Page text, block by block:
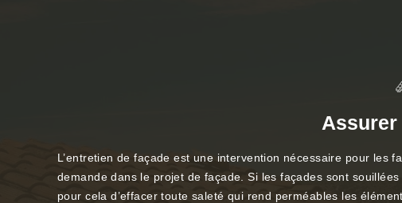
Assurer
L’entretien de façade est une intervention nécessaire pour les
demande dans le projet de façade. Si les façades sont
pour cela d’effacer toute saleté qui rend perméables les